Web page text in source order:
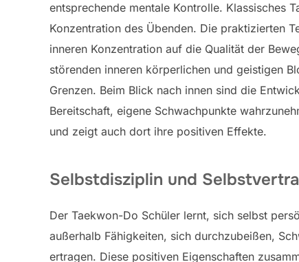
entsprechende mentale Kontrolle. Klassisches
Konzentration des Übenden. Die praktizierten
inneren Konzentration auf die Qualität der
störenden inneren körperlichen und geistigen
Grenzen. Beim Blick nach innen sind die
Bereitschaft, eigene Schwachpunkte
und zeigt auch dort ihre positiven Effekte.
Selbstdisziplin und
Der Taekwon-Do Schüler lernt, sich selbst
außerhalb Fähigkeiten, sich durchzubeißen,
ertragen. Diese positiven Eigenschaften